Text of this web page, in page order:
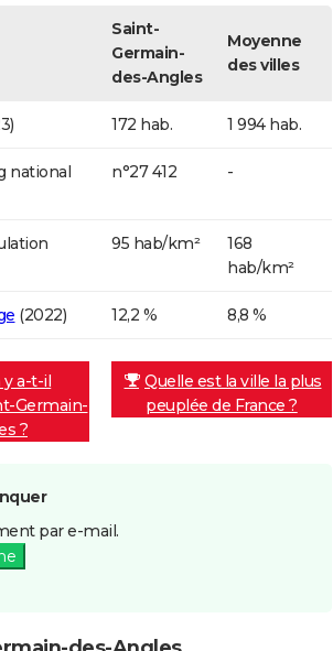
Saint-
Germain-
des-Angles
Moyenne
des villes
172 hab. 1 994 hab.
national
n°27 412 -
95 hab/km²
168
hab/km²
(2022) 12,2 % 8,8 %
a-t-il
Germain-
?
Quelle est la ville la plus
peuplée de France ?
par e-mail.